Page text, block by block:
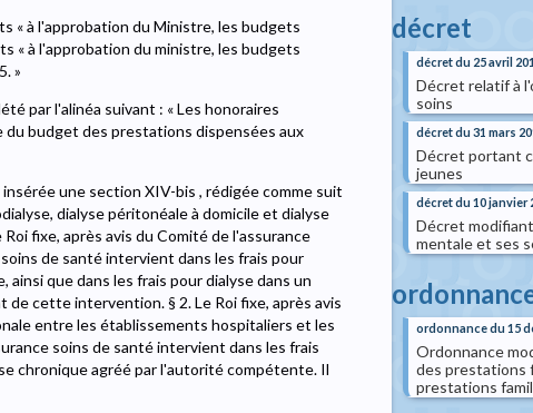
« à l'approbation du Ministre, les budgets
« à l'approbation du ministre, les budgets
»
par l'alinéa suivant : « Les honoraires
budget des prestations dispensées aux
une section XIV-bis , rédigée comme suit
dialyse péritonéale à domicile et dialyse
fixe, après avis du Comité de l'assurance
de santé intervient dans les frais pour
ainsi que dans les frais pour dialyse dans un
cette intervention. § 2. Le Roi fixe, après avis
entre les établissements hospitaliers et les
soins de santé intervient dans les frais
chronique agréé par l'autorité compétente. Il
décret
décret du 25 avril
Décret relatif à
soins
décret du 31 mars
Décret portant
jeunes
décret du 10 janvier
Décret
mentale et ses
ordonnance du 15
Ordonnance
des prestations
prestations